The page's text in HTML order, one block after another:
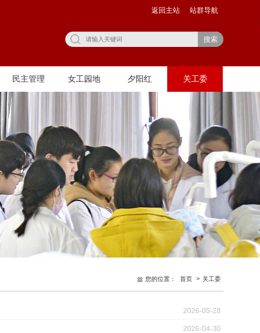
返回主站 站群导航
搜索
民主管理 女工园地 夕阳红 关工委
您的位置： 首页 > 关工委
2026-05-28
2026-04-30